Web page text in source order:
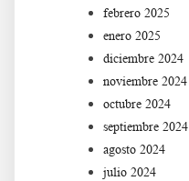
febrero 2025
enero 2025
diciembre 2024
noviembre 2024
octubre 2024
septiembre 2024
agosto 2024
julio 2024